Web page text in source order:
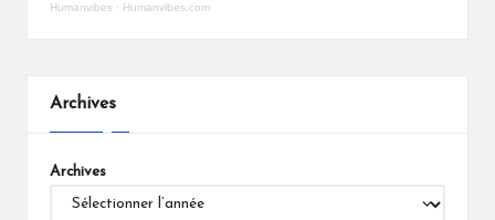
Humanvibes · Humanvibes.com
Archives
Archives